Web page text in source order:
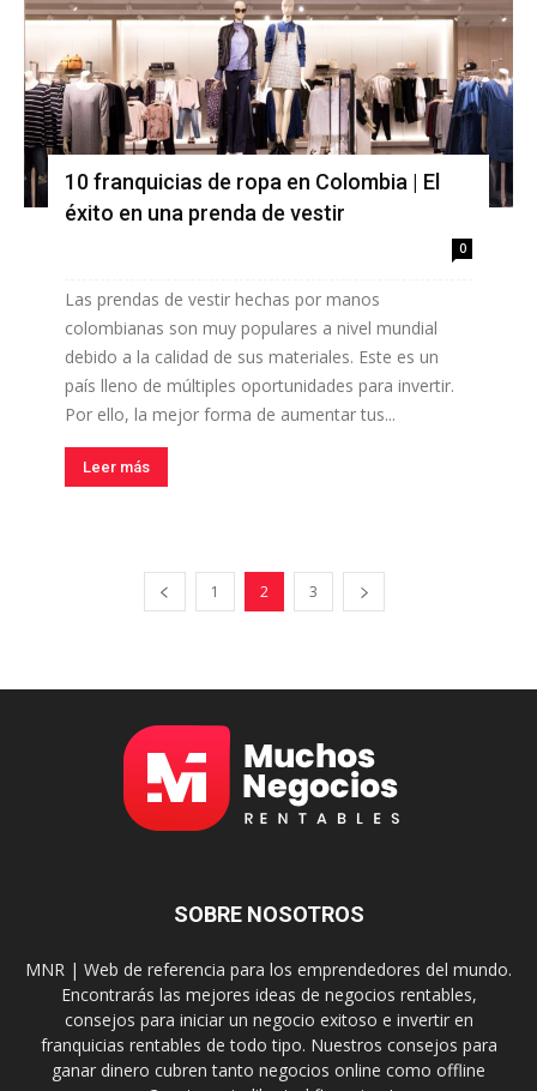
10 franquicias de ropa en Colombia | El
éxito en una prenda de vestir
0
Las prendas de vestir hechas por manos
colombianas son muy populares a nivel mundial
debido a la calidad de sus materiales. Este es un
país lleno de múltiples oportunidades para invertir.
Por ello, la mejor forma de aumentar tus...
Leer más
1 2 3
SOBRE NOSOTROS
MNR | Web de referencia para los emprendedores del mundo.
Encontrarás las mejores ideas de negocios rentables,
consejos para iniciar un negocio exitoso e invertir en
franquicias rentables de todo tipo. Nuestros consejos para
ganar dinero cubren tanto negocios online como offline